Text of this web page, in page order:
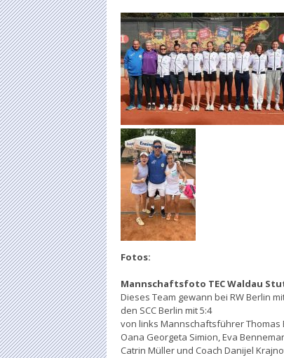
Fotos:
Mannschaftsfoto TEC Waldau
Dieses Team gewann bei RW Berlin
den SCC Berlin mit 5:4
von links Mannschaftsführer Thomas
Oana Georgeta Simion, Eva
Catrin Müller und Coach Danijel